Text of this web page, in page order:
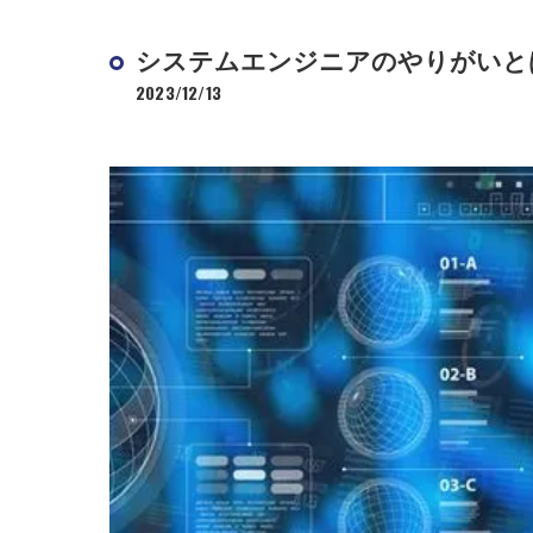
システムエンジニアのやりがい
2023/12/13